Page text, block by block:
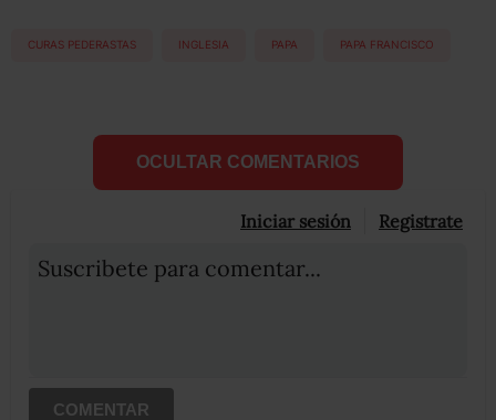
CURAS PEDERASTAS INGLESIA PAPA PAPA FRANCISCO
OCULTAR COMENTARIOS
Iniciar sesión Registrate
Suscribete para comentar...
COMENTAR